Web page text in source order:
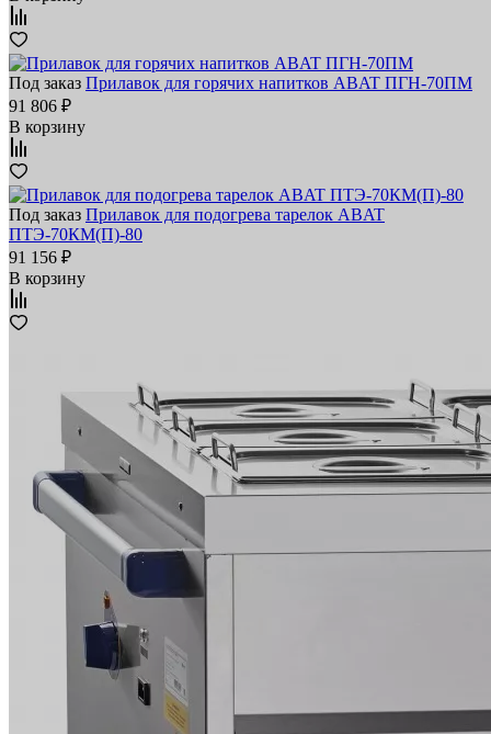
Под заказ Прилавок для горячих напитков ABAT ПГН‑70ПМ
91 806 ₽
В корзину
Под заказ Прилавок для подогрева тарелок ABAT
ПТЭ‑70КМ(П)‑80
91 156 ₽
В корзину